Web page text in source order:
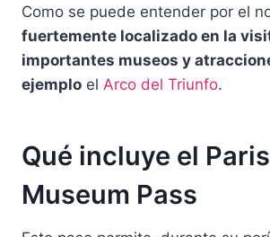
Como se puede entender por el
fuertemente localizado en la
importantes museos y
ejemplo el Arco del Triunfo.
Qué incluye el Paris
Museum Pass